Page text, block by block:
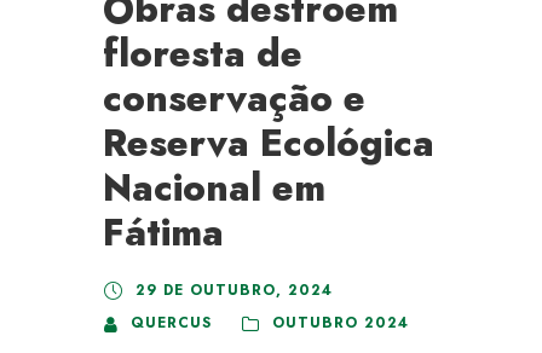
floresta de
conservação e
Reserva Ecológica
Nacional em
Fátima
29 DE OUTUBRO, 2024
QUERCUS
OUTUBRO 2024